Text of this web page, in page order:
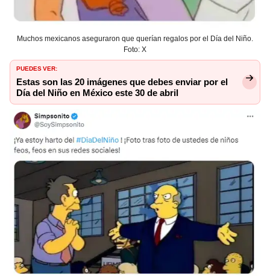
Muchos mexicanos aseguraron que querían regalos por el Día del Niño.
Foto: X
PUEDES VER:
Estas son las 20 imágenes que debes enviar por el
Día del Niño en México este 30 de abril